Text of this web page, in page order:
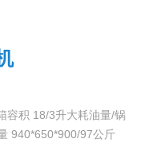
容积 18/3升大耗油量/锅
940*650*900/97公斤